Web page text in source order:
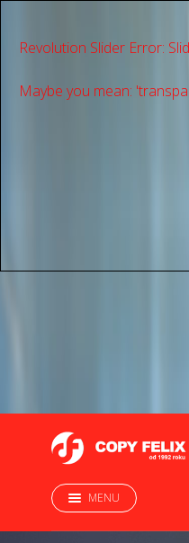
Revolution Slider Error:
Maybe you mean:
MENU